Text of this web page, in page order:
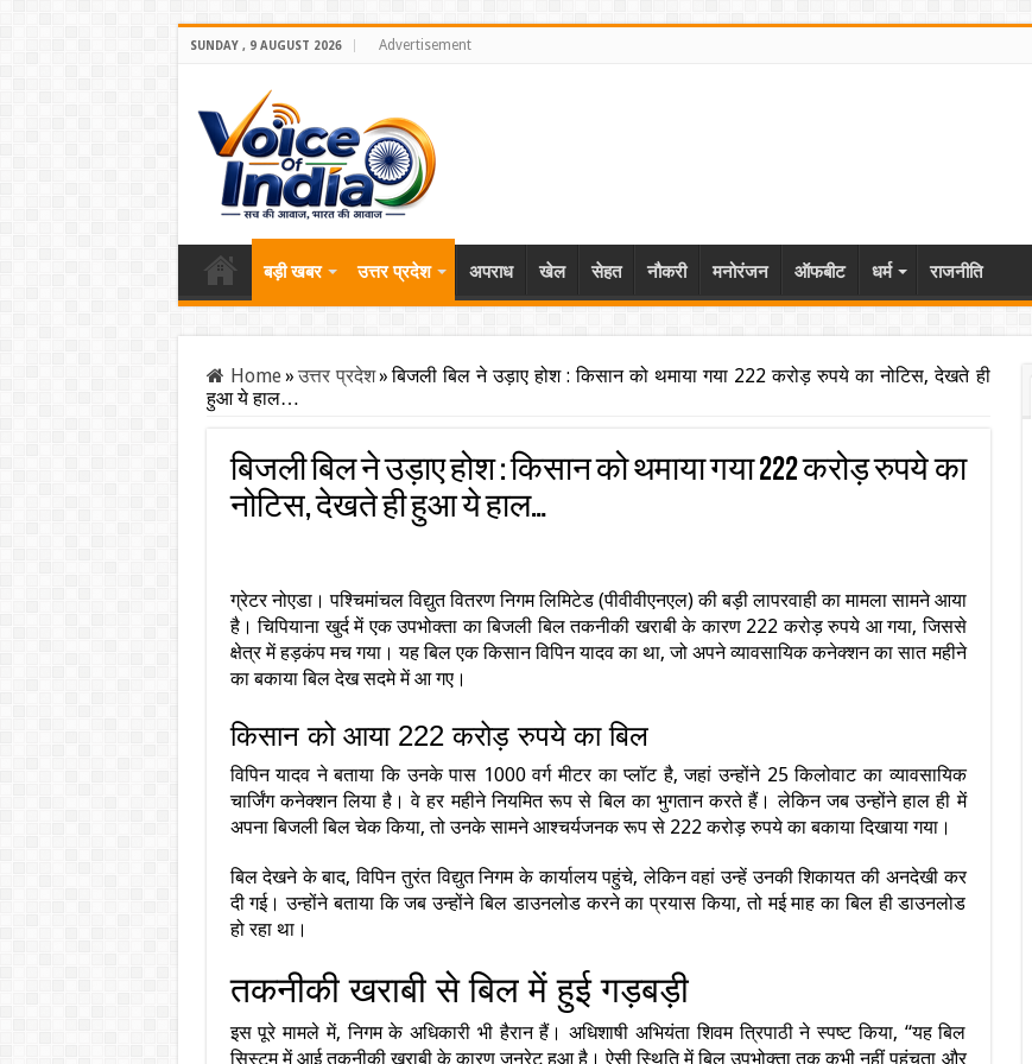
SUNDAY , 9 AUGUST 2026 Advertisement
बड़ी खबर उत्तर प्रदेश अपराध खेल सेहत नौकरी मनोरंजन ऑफबीट धर्म राजनीति
Home»उत्तर प्रदेश»बिजली बिल ने उड़ाए होश : किसान को थमाया गया 222 करोड़ रुपये का नोटिस, देखते ही
हुआ ये हाल…
बिजली बिल ने उड़ाए होश : किसान को थमाया गया 222 करोड़ रुपये का
नोटिस, देखते ही हुआ ये हाल…
ग्रेटर नोएडा। पश्चिमांचल विद्युत वितरण निगम लिमिटेड (पीवीवीएनएल) की बड़ी लापरवाही का मामला सामने आया
है। चिपियाना खुर्द में एक उपभोक्ता का बिजली बिल तकनीकी खराबी के कारण 222 करोड़ रुपये आ गया, जिससे
क्षेत्र में हड़कंप मच गया। यह बिल एक किसान विपिन यादव का था, जो अपने व्यावसायिक कनेक्शन का सात महीने
का बकाया बिल देख सदमे में आ गए।
किसान को आया 222 करोड़ रुपये का बिल
विपिन यादव ने बताया कि उनके पास 1000 वर्ग मीटर का प्लॉट है, जहां उन्होंने 25 किलोवाट का व्यावसायिक
चार्जिंग कनेक्शन लिया है। वे हर महीने नियमित रूप से बिल का भुगतान करते हैं। लेकिन जब उन्होंने हाल ही में
अपना बिजली बिल चेक किया, तो उनके सामने आश्चर्यजनक रूप से 222 करोड़ रुपये का बकाया दिखाया गया।
बिल देखने के बाद, विपिन तुरंत विद्युत निगम के कार्यालय पहुंचे, लेकिन वहां उन्हें उनकी शिकायत की अनदेखी कर
दी गई। उन्होंने बताया कि जब उन्होंने बिल डाउनलोड करने का प्रयास किया, तो मई माह का बिल ही डाउनलोड
हो रहा था।
तकनीकी खराबी से बिल में हुई गड़बड़ी
इस पूरे मामले में, निगम के अधिकारी भी हैरान हैं। अधिशाषी अभियंता शिवम त्रिपाठी ने स्पष्ट किया, “यह बिल
सिस्टम में आई तकनीकी खराबी के कारण जनरेट हुआ है। ऐसी स्थिति में बिल उपभोक्ता तक कभी नहीं पहुंचता और